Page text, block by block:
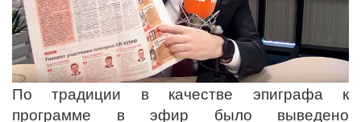
По традиции в качестве эпиграфа к
программе в эфир было выведено